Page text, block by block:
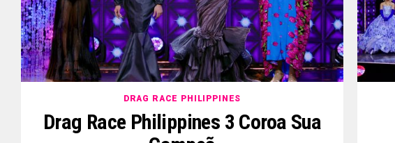
DRAG RACE PHILIPPINES
Drag Race Philippines 3 Coroa Sua